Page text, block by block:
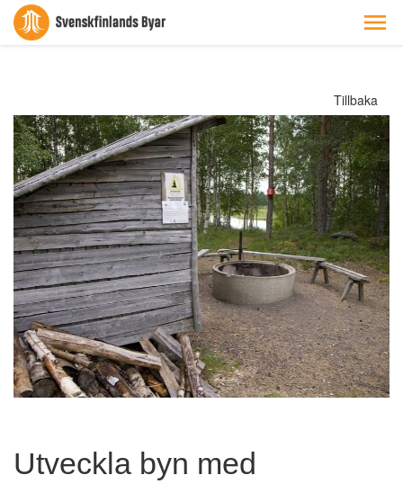
Tillbaka
Utveckla byn med